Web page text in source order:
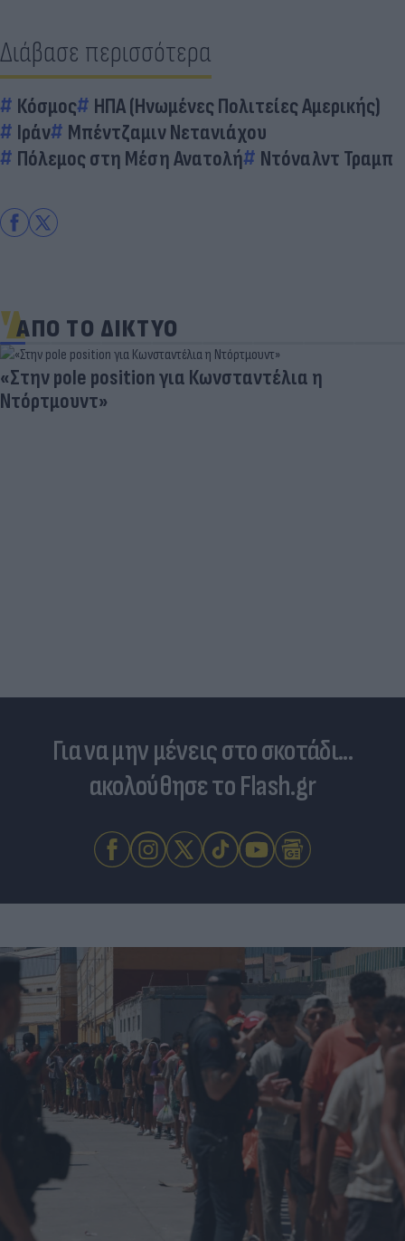
Διάβασε περισσότερα
Κόσμος
ΗΠΑ (Ηνωμένες Πολιτείες Αμερικής)
Ιράν
Μπέντζαμιν Νετανιάχου
Πόλεμος στη Μέση Ανατολή
Ντόναλντ Τραμπ
ΑΠΟ ΤΟ ΔΙΚΤΥΟ
«Στην pole position για Κωνσταντέλια η
Ντόρτμουντ»
Για να μην μένεις στο σκοτάδι...
ακολούθησε το Flash.gr